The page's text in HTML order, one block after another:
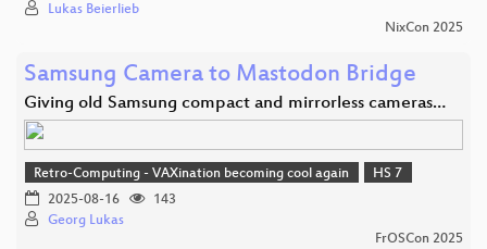
Lukas Beierlieb
NixCon 2025
Samsung Camera to Mastodon Bridge
Giving old Samsung compact and mirrorless cameras…
Retro-Computing - VAXination becoming cool again
HS 7
2025-08-16
143
Georg Lukas
FrOSCon 2025